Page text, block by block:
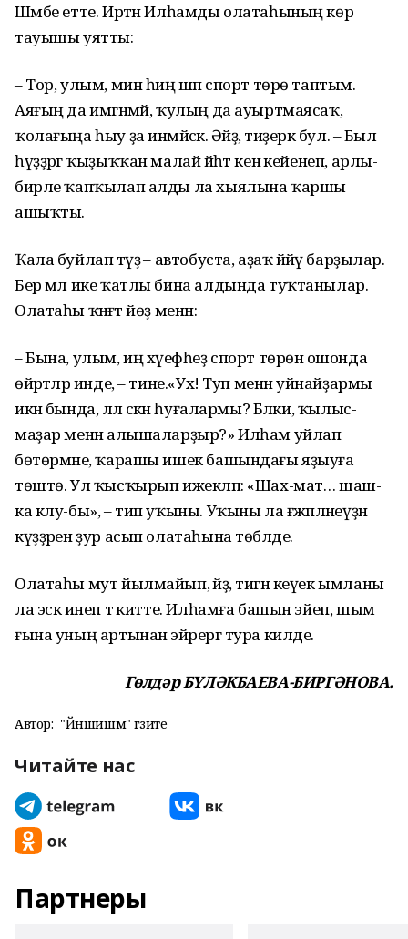
Шәмбе етте. Иртән Илһамды олатаһының көр
тауышы уятты:
– Тор, улым, мин һиңә шәп спорт төрө таптым.
Аяғың да имгәнмәй, ҡулың да ауыртмаясаҡ,
ҡолағыңа һыу ҙа инмәйәсәк. Әйҙә, тиҙерәк бул. – Был
һүҙҙәргә ҡыҙыҡҡан малай йә­һәт кенә кейенеп, арлы-
бирле ҡапҡылап алды ла хыялына ҡаршы
ашыҡты.
Ҡала буйлап тәүҙә – автобус­та, аҙаҡ йәйәү барҙылар.
Бер мәл ике ҡатлы бина алдын­да туҡтанылар.
Олатаһы ҡәнәғәт йөҙ менән:
– Бына, улым, иң хәүефһеҙ спорт төрөнә ошонда
өйрәтәләр инде, – тине.«Ух! Туп менән уйнайҙармы
икән бында, әллә сәкән һуғалармы? Бәлки, ҡылыс-
маҙар менән алышаларҙыр?» Илһам уйлап
бөтөрмәне, ҡарашы ишек башындағы яҙыуға
төштө. Ул ҡысҡырып ижекләп: «Шах-мат… шаш-
ка клу-бы», – тип уҡыны. Уҡыны ла ғәжәпләнеүҙән
күҙҙәрен ҙур асып олатаһына төбәлде.
Олатаһы мут йылмайып, әйҙә, тигән кеүек ымланы
ла эскә инеп тә китте. Илһамға башын эйеп, шым
ғына уның артынан эйәрергә тура килде.
Гөлдәр БҮЛӘКБАЕВА-БИРГӘНОВА.
Автор: "Йәншишмә" гәзите
Читайте нас
Партнеры